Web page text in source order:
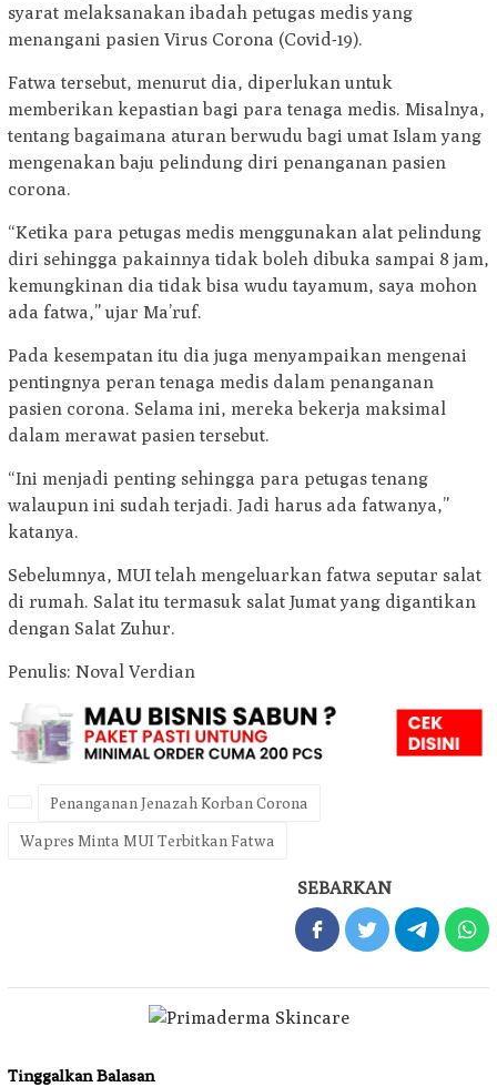
syarat melaksanakan ibadah petugas medis yang
menangani pasien Virus Corona (Covid-19).
Fatwa tersebut, menurut dia, diperlukan untuk
memberikan kepastian bagi para tenaga medis. Misalnya,
tentang bagaimana aturan berwudu bagi umat Islam yang
mengenakan baju pelindung diri penanganan pasien
corona.
“Ketika para petugas medis menggunakan alat pelindung
diri sehingga pakainnya tidak boleh dibuka sampai 8 jam,
kemungkinan dia tidak bisa wudu tayamum, saya mohon
ada fatwa,” ujar Ma’ruf.
Pada kesempatan itu dia juga menyampaikan mengenai
pentingnya peran tenaga medis dalam penanganan
pasien corona. Selama ini, mereka bekerja maksimal
dalam merawat pasien tersebut.
“Ini menjadi penting sehingga para petugas tenang
walaupun ini sudah terjadi. Jadi harus ada fatwanya,”
katanya.
Sebelumnya, MUI telah mengeluarkan fatwa seputar salat
di rumah. Salat itu termasuk salat Jumat yang digantikan
dengan Salat Zuhur.
Penulis: Noval Verdian
Penanganan Jenazah Korban Corona
Wapres Minta MUI Terbitkan Fatwa
SEBARKAN
Tinggalkan Balasan